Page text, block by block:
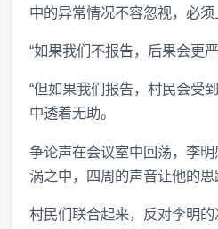
中的异常情况不容忽视，必须
“如果我们不报告，后果会更
“但如果我们报告，村民会受
中透着无助。
争论声在会议室中回荡，李
涡之中，四周的声音让他的思
村民们联合起来，反对李明